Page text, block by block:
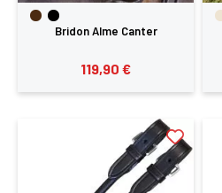
Bridon Alme Canter
119,90 €